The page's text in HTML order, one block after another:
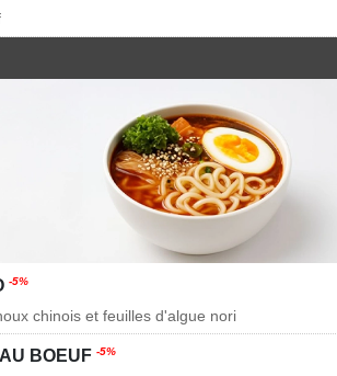
-5%
chinois et feuilles d'algue nori
BOEUF -5%